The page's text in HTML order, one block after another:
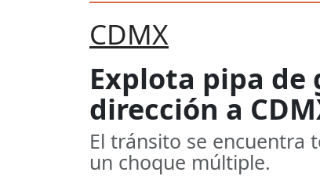
CDMX
Explota pipa de
dirección a
El tránsito se encuentra
un choque múltiple.